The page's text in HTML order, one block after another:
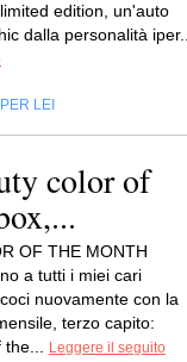
edition, un'auto
dalla personalità
PER LEI
color of
OF THE MONTH
a tutti i miei cari
nuovamente con la
terzo capito:
the... Leggere il seguito